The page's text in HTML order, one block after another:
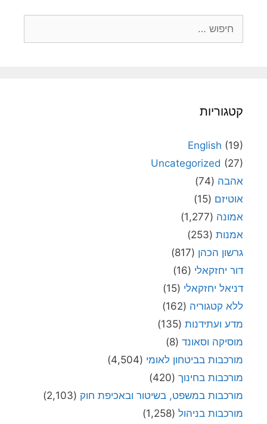
קטגוריות
English (19)
Uncategorized (27)
אהבה (74)
אוטיזם (15)
אמונה (1,277)
אמנות (253)
גרשון הכהן (817)
דור יחזקאלי (16)
דניאל יחזקאלי (15)
ללא קטגוריה (162)
מדע ועתידנות (135)
מוסיקה וסאונד (8)
מורכבות בביטחון לאומי (4,504)
מורכבות בחינוך (420)
מורכבות במשפט, בשיטור ובאכיפת חוק (2,103)
מורכבות בניהול (1,258)